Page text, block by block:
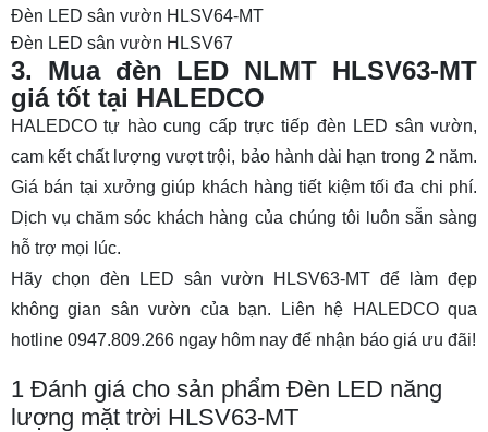
Đèn LED sân vườn HLSV64-MT
Đèn LED sân vườn HLSV67
3. Mua đèn LED NLMT HLSV63-MT
giá tốt tại HALEDCO
HALEDCO tự hào cung cấp trực tiếp đèn LED sân vườn,
cam kết chất lượng vượt trội, bảo hành dài hạn trong 2 năm.
Giá bán tại xưởng giúp khách hàng tiết kiệm tối đa chi phí.
Dịch vụ chăm sóc khách hàng của chúng tôi luôn sẵn sàng
hỗ trợ mọi lúc.
Hãy chọn đèn LED sân vườn HLSV63-MT để làm đẹp
không gian sân vườn của bạn. Liên hệ HALEDCO qua
hotline 0947.809.266 ngay hôm nay để nhận báo giá ưu đãi!
1 Đánh giá cho sản phẩm Đèn LED năng
lượng mặt trời HLSV63-MT